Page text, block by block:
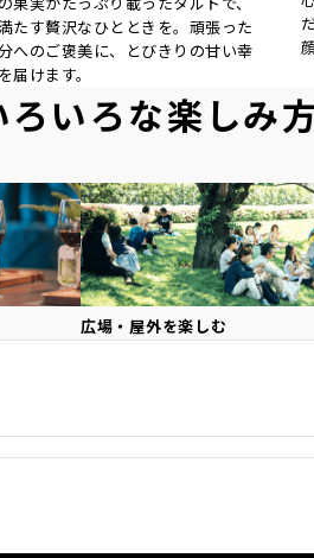
果実がたっぷり載ったタルトで、
たす贅沢なひとときを。頑張った
へのご褒美に、とびきりの甘い幸
届けます。
ろいろな楽しみ
広場・屋外を楽しむ